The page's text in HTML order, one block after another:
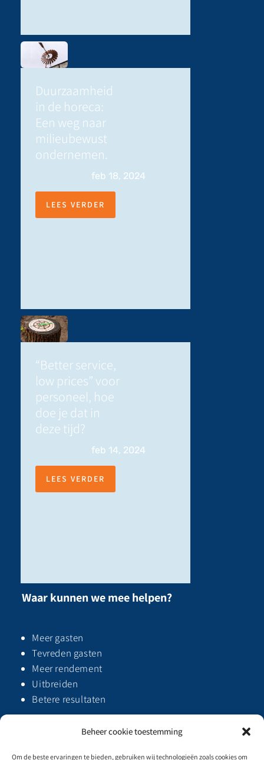
Beheer cookie toestemming
Om de beste ervaringen te bieden, gebruiken wij technologieën zoals cookies om
Duurzaamheid
in de horeca:
Een weg naar
milieubewust
ondernemen.
feb 18, 2024
LEES VERDER
“Better service,
low prices” voor
personeel, hoe
doe je dat in
deze tijd?
feb 14, 2024
LEES VERDER
Waar kunnen we mee helpen?
Meer gasten
Tevreden gasten
Meer rendement
Uitbreiden
Betere resultaten